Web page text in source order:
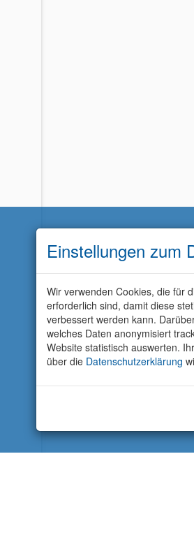
Einstellungen zum
Wir verwenden Cookies, die für
erforderlich sind, damit diese
verbessert werden kann.
welches Daten anonymisiert
Website statistisch auswerten.
über die Datenschutzerklärung